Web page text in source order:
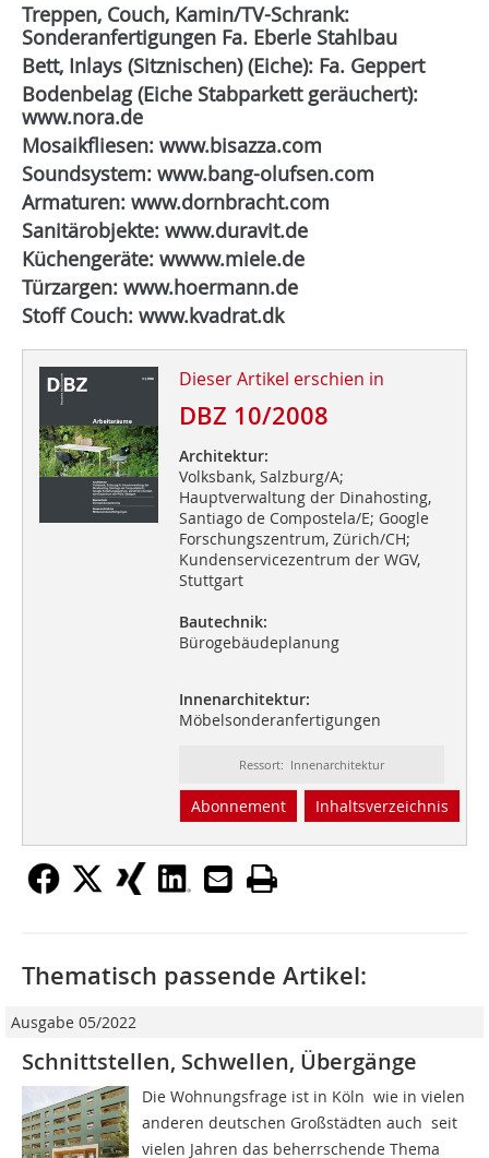
Treppen, Couch, Kamin/TV-Schrank:
Sonderanfertigungen Fa. Eberle Stahlbau
Bett, Inlays (Sitznischen) (Eiche): Fa. Geppert
Bodenbelag (Eiche Stabparkett geräuchert):
www.nora.de
Mosaikfliesen: www.bisazza.com
Soundsystem: www.bang-olufsen.com
Armaturen: www.dornbracht.com
Sanitärobjekte: www.duravit.de
Küchengeräte: wwww.miele.de
Türzargen: www.hoermann.de
Stoff Couch: www.kvadrat.dk
Dieser Artikel erschien in
DBZ 10/2008
Architektur:
Volksbank, Salzburg/A;
Hauptverwaltung der Dinahosting,
Santiago de Compostela/E; Google
Forschungszentrum, Zürich/CH;
Kundenservicezentrum der WGV,
Stuttgart
Bautechnik:
Bürogebäudeplanung
Innenarchitektur:
Möbelsonderanfertigungen
Ressort: Innenarchitektur
Abonnement Inhaltsverzeichnis
Thematisch passende Artikel:
Ausgabe 05/2022
Schnittstellen, Schwellen, Übergänge
Die Wohnungsfrage ist in Köln  wie in vielen
anderen deutschen Großstädten auch  seit
vielen Jahren das beherrschende Thema